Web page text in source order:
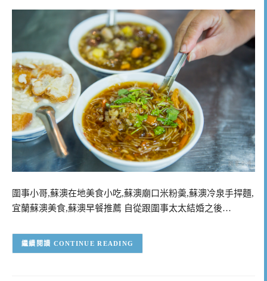
圍事小哥,蘇澳在地美食小吃,蘇澳廟口米粉羮,蘇澳冷泉手捍麵,
宜蘭蘇澳美食,蘇澳早餐推薦 自從跟圍事太太結婚之後…
CONTINUE READING